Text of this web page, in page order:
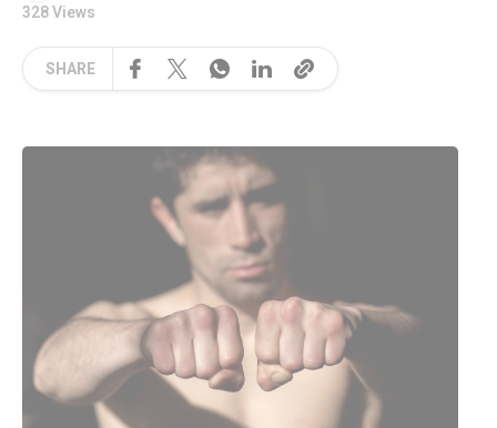
328 Views
SHARE